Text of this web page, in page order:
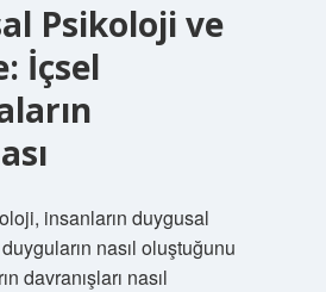
Psikoloji ve
İçsel
insanların duygusal
nasıl oluştuğunu
davranışları nasıl